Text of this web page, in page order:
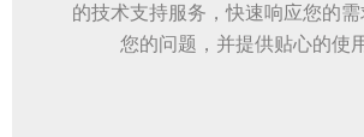
的技术支持服务，快速响应您的
您的问题，并提供贴心的使